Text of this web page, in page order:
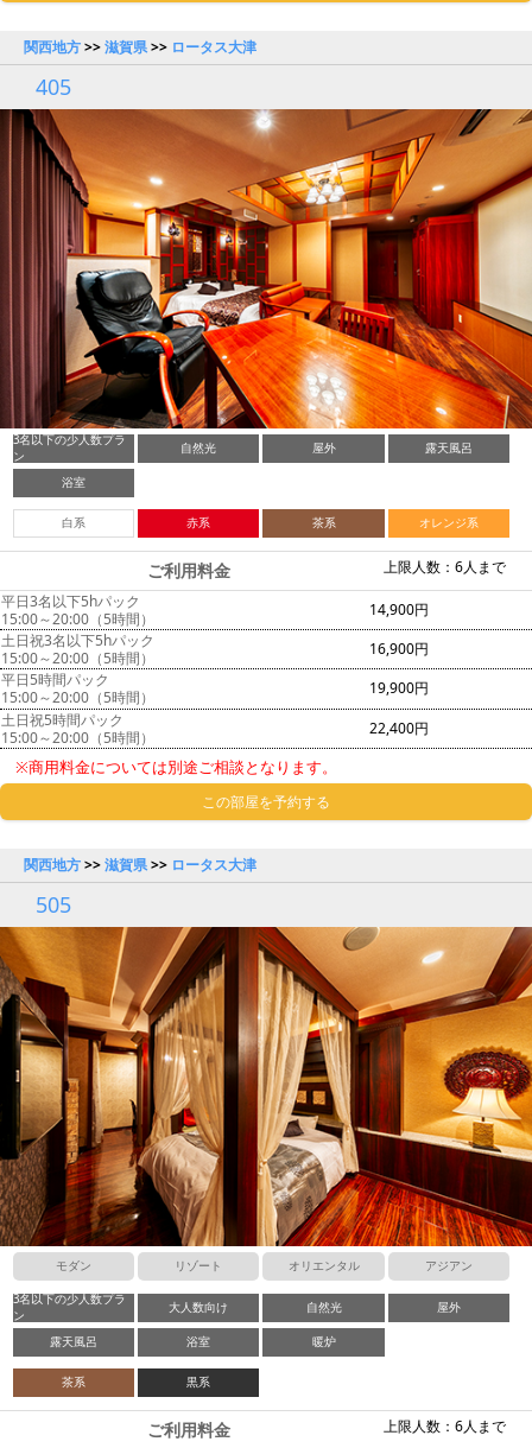
関西地方>>滋賀県>> ロータス大津
405
3名以下の少人数プラ
ン
自然光 屋外 露天風呂
浴室
白系 赤系 茶系 オレンジ系
上限人数：6人まで
ご利用料金
平日3名以下5hパック
15:00～20:00（5時間）
14,900円
土日祝3名以下5hパック
15:00～20:00（5時間）
16,900円
平日5時間パック
15:00～20:00（5時間）
19,900円
土日祝5時間パック
15:00～20:00（5時間）
22,400円
※商用料金については別途ご相談となります。
この部屋を予約する
関西地方>>滋賀県>> ロータス大津
505
モダン リゾート オリエンタル アジアン
3名以下の少人数プラ
ン
大人数向け 自然光 屋外
露天風呂 浴室 暖炉
茶系 黒系
上限人数：6人まで
ご利用料金